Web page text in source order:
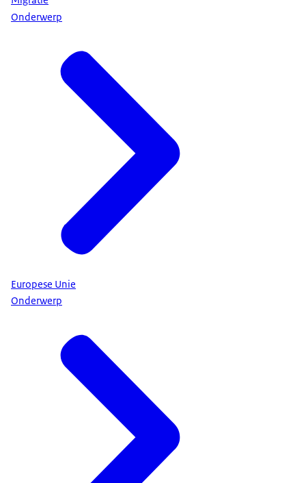
Onderwerp
Europese Unie
Onderwerp